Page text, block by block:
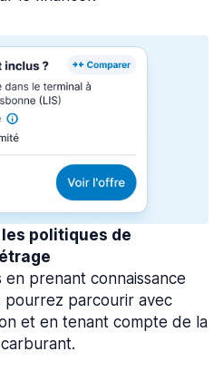
politiques de
en prenant connaissance
pourrez parcourir avec
et en tenant compte de la